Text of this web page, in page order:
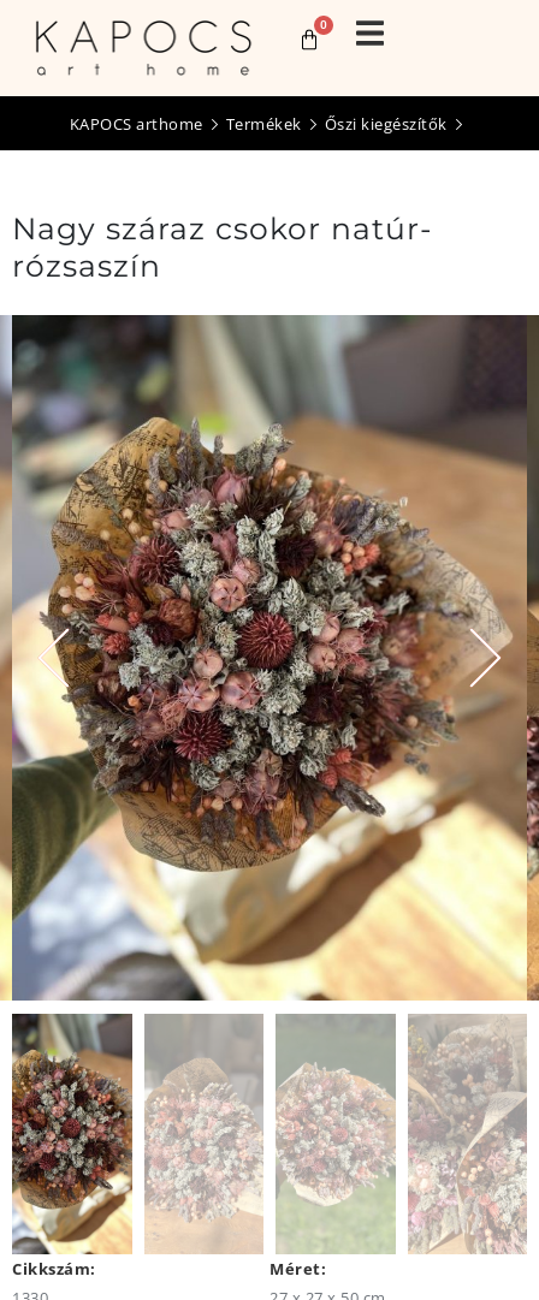
0
KAPOCS arthome Termékek Őszi kiegészítők
Nagy száraz csokor natúr-
rózsaszín
Cikkszám:
Méret: